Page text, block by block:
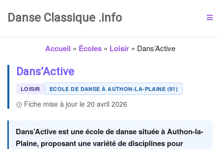
Danse Classique .info
Accueil » Écoles» Loisir» Dans’Active
Dans’Active
LOISIR ECOLE DE DANSE À AUTHON-LA-PLAINE (91)
Fiche mise à jour le 20 avril 2026
Dans’Active est une école de danse située à Authon-la-
Plaine, proposant une variété de disciplines pour